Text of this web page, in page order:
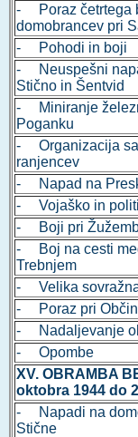
- Poraz četrtega
domobrancev pri
- Pohodi in boji
- Neuspešni
Stično in Šentvid
- Miniranje
Poganku
- Organizacija
ranjencev
- Napad na
- Vojaško in
- Boji pri
- Boj na cesti
Trebnjem
- Velika
- Poraz pri
- Nadaljevanje
- Opombe
XV. OBRAMBA
oktobra 1944 do
- Napadi na
Stične